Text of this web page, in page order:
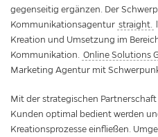
gegenseitig ergänzen. Der
Kommunikationsagentur straight.
Kreation und Umsetzung im
Kommunikation. Online Solutions
Marketing Agentur mit
Mit der strategischen
Kunden optimal bedient werden
Kreationsprozesse einfließen.